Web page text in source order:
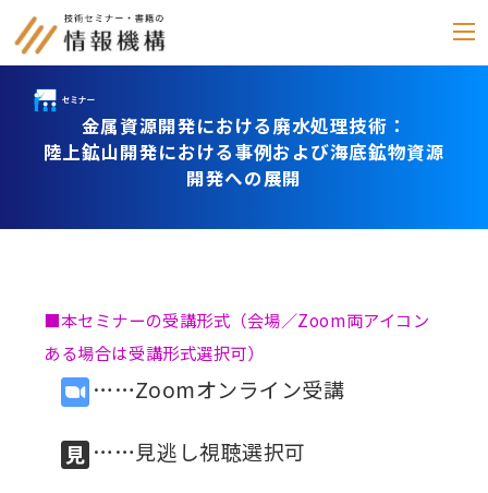
セミナー
通信教育
雑誌
「化学物質管理」
動画配信・DVD
カテゴリー別
金属資源開発における廃水処理技術：
陸上鉱山開発における事例および海底鉱物資源
開発への展開
■本セミナーの受講形式（会場／Zoom両アイコン
ある場合は受講形式選択可）
……Zoomオンライン受講
……見逃し視聴選択可